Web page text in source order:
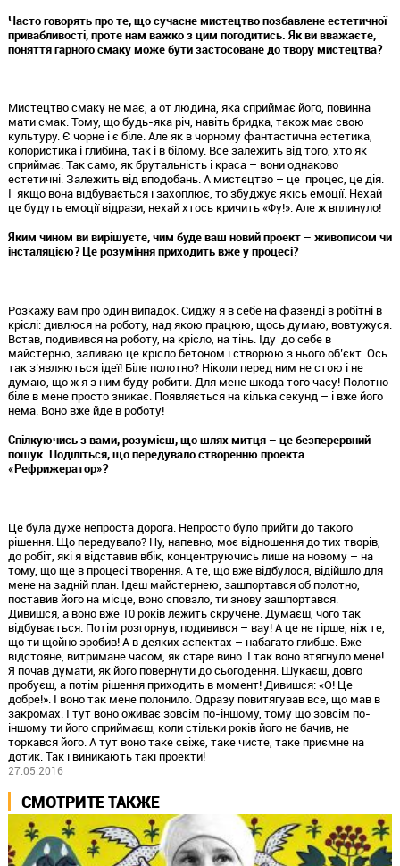
Часто говорять про те, що сучасне мистецтво позбавлене естетичної
привабливості, проте нам важко з цим погодитись. Як ви вважаєте,
поняття гарного смаку може бути застосоване до твору мистецтва?
Мистецтво смаку не має, а от людина, яка сприймає його, повинна
мати смак. Тому, що будь-яка річ, навіть бридка, також має свою
культуру. Є чорне і є біле. Але як в чорному фантастична естетика,
колористика і глибина, так і в білому. Все залежить від того, хто як
сприймає. Так само, як брутальність і краса – вони однаково
естетичні. Залежить від вподобань. А мистецтво – це процес, це дія.
І якщо вона відбувається і захоплює, то збуджує якісь емоції. Нехай
це будуть емоції відрази, нехай хтось кричить «Фу!». Але ж вплинуло!
Яким чином ви вирішуєте, чим буде ваш новий проект – живописом чи
інсталяцією? Це розуміння приходить вже у процесі?
Розкажу вам про один випадок. Сиджу я в себе на фазенді в робітні в
кріслі: дивлюся на роботу, над якою працюю, щось думаю, вовтужуся.
Встав, подивився на роботу, на крісло, на тінь. Іду до себе в
майстерню, заливаю це крісло бетоном і створюю з нього об’єкт. Ось
так з’являються ідеї! Біле полотно? Ніколи перед ним не стою і не
думаю, що ж я з ним буду робити. Для мене шкода того часу! Полотно
біле в мене просто зникає. Появляється на кілька секунд – і вже його
нема. Воно вже йде в роботу!
Спілкуючись з вами, розумієш, що шлях митця – це безперервний
пошук. Поділіться, що передувало створенню проекта
«Рефрижератор»?
Це була дуже непроста дорога. Непросто було прийти до такого
рішення. Що передувало? Ну, напевно, моє відношення до тих творів,
до робіт, які я відставив вбік, концентруючись лише на новому – на
тому, що ще в процесі творення. А те, що вже відбулося, відійшло для
мене на задній план. Ідеш майстернею, зашпортався об полотно,
поставив його на місце, воно сповзло, ти знову зашпортався.
Дивишся, а воно вже 10 років лежить скручене. Думаєш, чого так
відбувається. Потім розгорнув, подивився – вау! А це не гірше, ніж те,
що ти щойно зробив! А в деяких аспектах – набагато глибше. Вже
відстояне, витримане часом, як старе вино. І так воно втягнуло мене!
Я почав думати, як його повернути до сьогодення. Шукаєш, довго
пробуєш, а потім рішення приходить в момент! Дивишся: «О! Це
добре!». І воно так мене полонило. Одразу повитягував все, що мав в
закромах. І тут воно оживає зовсім по-іншому, тому що зовсім по-
іншому ти його сприймаєш, коли стільки років його не бачив, не
торкався його. А тут воно таке свіже, таке чисте, таке приємне на
дотик. Так і виникають такі проекти!
27.05.2016
СМОТРИТЕ ТАКЖЕ